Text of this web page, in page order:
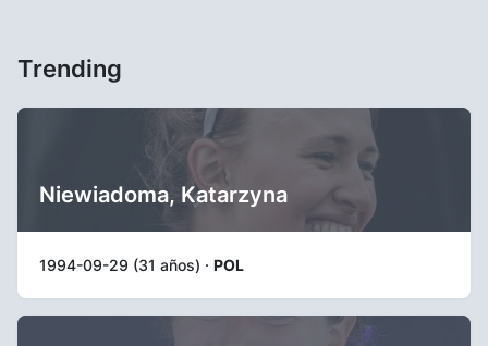
Trending
Niewiadoma, Katarzyna
1994-09-29 (31 años) · POL